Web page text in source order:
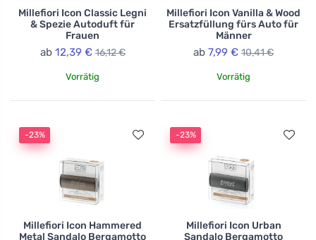
Millefiori Icon Classic Legni
& Spezie Autoduft für
Frauen
ab 12,39 € 16,12 €
Vorrätig
Millefiori Icon Vanilla & Wood
Ersatzfüllung fürs Auto für
Männer
ab 7,99 € 10,41 €
Vorrätig
-23%
Millefiori Icon Hammered
Metal Sandalo Bergamotto
-23%
Millefiori Icon Urban
Sandalo Bergamotto